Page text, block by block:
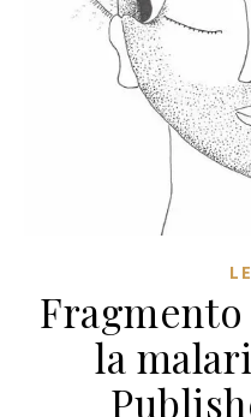
Fragmento
la